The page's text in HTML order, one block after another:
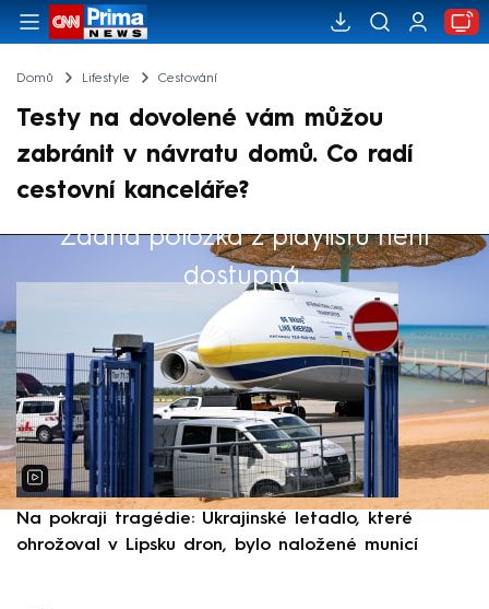
Domů Lifestyle Cestování
Testy na dovolené vám můžou
zabránit v návratu domů. Co radí
cestovní kanceláře?
Žádná položka z playlistu není
dostupná.
Výběr redakce
Na pokraji tragédie: Ukrajinské letadlo, které
ohrožoval v Lipsku dron, bylo naložené municí